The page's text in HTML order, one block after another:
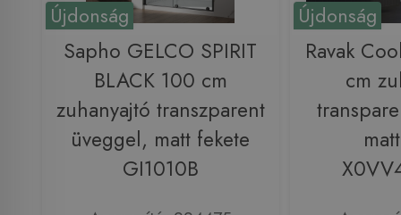
Újdonság
Sapho GELCO SPIRIT
BLACK 100 cm
zuhanyajtó transzparent
üveggel, matt fekete
GI1010B
Újdonság
Ravak
cm